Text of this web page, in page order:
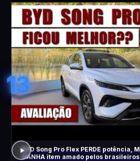
13
BYD Song Pro Flex PERDE potência,
GANHA item amado pelos